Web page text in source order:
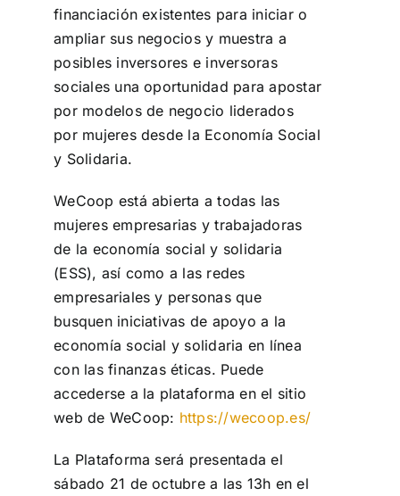
financiación existentes para iniciar o
ampliar sus negocios y muestra a
posibles inversores e inversoras
sociales una oportunidad para apostar
por modelos de negocio liderados
por mujeres desde la Economía Social
y Solidaria.
WeCoop está abierta a todas las
mujeres empresarias y trabajadoras
de la economía social y solidaria
(ESS), así como a las redes
empresariales y personas que
busquen iniciativas de apoyo a la
economía social y solidaria en línea
con las finanzas éticas. Puede
accederse a la plataforma en el sitio
web de WeCoop: https://wecoop.es/
La Plataforma será presentada el
sábado 21 de octubre a las 13h en el